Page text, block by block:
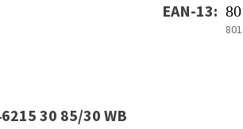
EAN-13:
30 85/30 WB